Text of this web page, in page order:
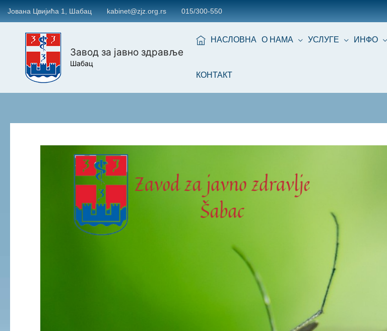
Јована Цвијића 1, Шабац kabinet@zjz.org.rs 015/300-550
Завод за јавно здравље
Шабац
НАСЛОВНА О НАМА УСЛУГЕ ИНФО
КОНТАКТ